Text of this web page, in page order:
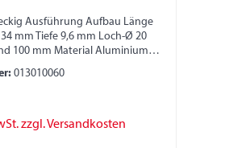
Ausführung Aufbau Länge
mm Tiefe 9,6 mm Loch-Ø 20
100 mm Material Aluminium
abhängig von der
Fahrzeugbauer. Nur
Sperrbalken oder
013010060
zzgl. Versandkosten